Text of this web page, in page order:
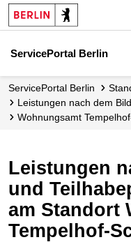
ServicePortal Berlin
ServicePortal Berlin
Leistungen nach dem
Wohnungsamt
Leistungen
und
am Standort
Tempelhof-